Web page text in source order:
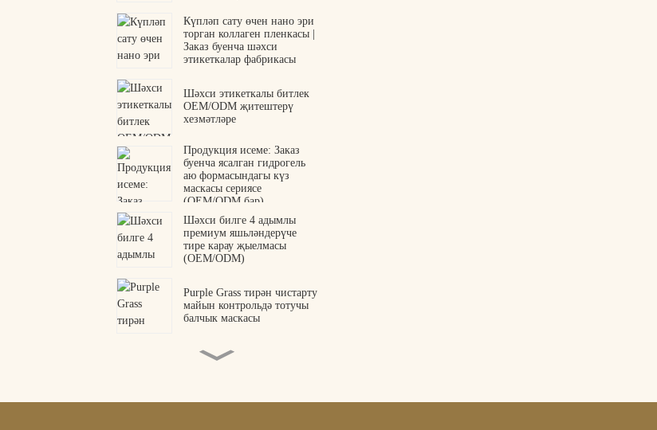
Күпләп сату өчен нано эри
торган коллаген пленкасы |
Заказ буенча шәхси
этикеткалар фабрикасы
Шәхси этикеткалы битлек
OEM/ODM җитештерү
хезмәтләре
Продукция исеме: Заказ
буенча ясалган гидрогель
аю формасындагы күз
маскасы сериясе
(OEM/ODM бар)
Шәхси билге 4 адымлы
премиум яшьләндерүче
тире карау җыелмасы
(OEM/ODM)
Purple Grass тирән чистарту
майын контрольдә тотучы
балчык маскасы
Коллаген пептидлы күз